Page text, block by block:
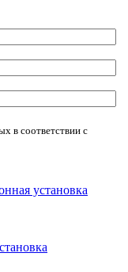
в соответствии с
установка